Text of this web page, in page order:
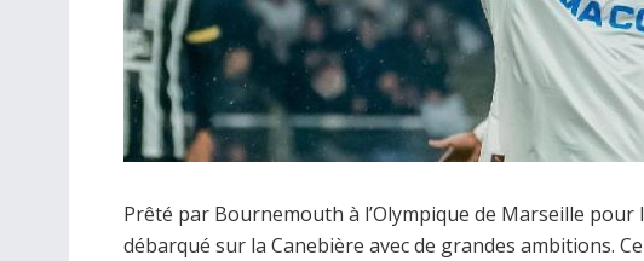
Prêté par Bournemouth à l’Olympique de Marseille pour
débarqué sur la Canebière avec de grandes ambitions.